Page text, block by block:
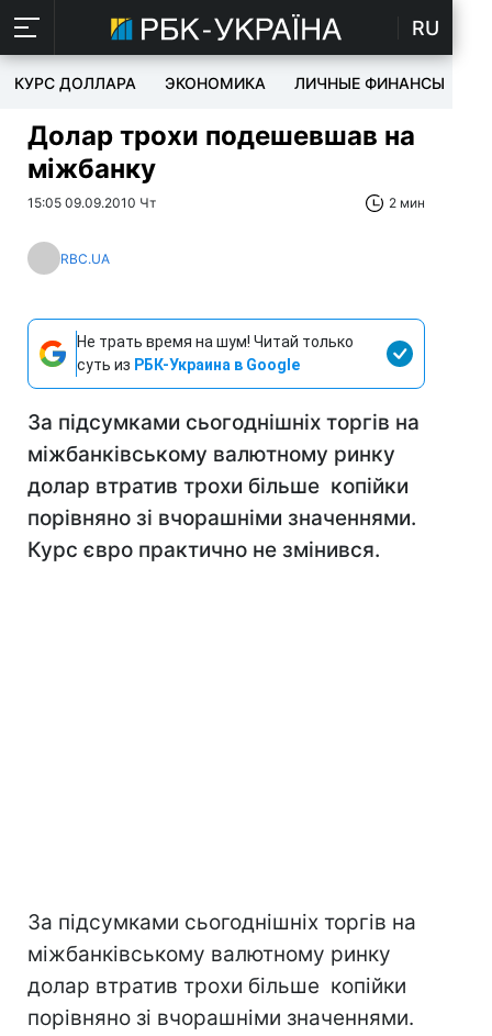
RU
КУРС ДОЛЛАРА ЭКОНОМИКА ЛИЧНЫЕ ФИНАНСЫ
Долар трохи подешевшав на
міжбанку
15:05 09.09.2010 Чт 2 мин
RBC.UA
Не трать время на шум! Читай только
суть из РБК-Украина в Google
За підсумками сьогоднішніх торгів на
міжбанківському валютному ринку
долар втратив трохи більше копійки
порівняно зі вчорашніми значеннями.
Курс євро практично не змінився.
За підсумками сьогоднішніх торгів на
міжбанківському валютному ринку
долар втратив трохи більше копійки
порівняно зі вчорашніми значеннями.